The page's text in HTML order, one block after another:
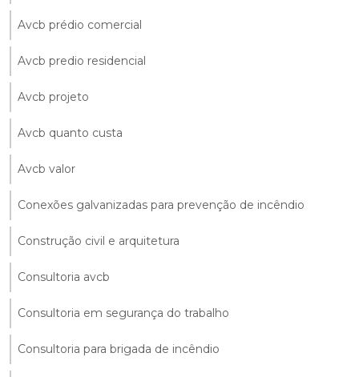
Avcb prédio comercial
Avcb predio residencial
Avcb projeto
Avcb quanto custa
Avcb valor
Conexões galvanizadas para prevenção de incêndio
Construção civil e arquitetura
Consultoria avcb
Consultoria em segurança do trabalho
Consultoria para brigada de incêndio